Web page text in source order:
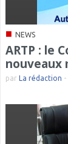
■ NEWS
ARTP : le
nouveaux
par La rédaction -